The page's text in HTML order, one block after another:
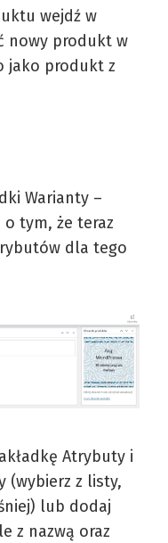
wejdź w
nowy produkt w
jako produkt z
Warianty –
tym, że teraz
dla tego
Atrybuty i
(wybierz z listy,
lub dodaj
z nazwą oraz